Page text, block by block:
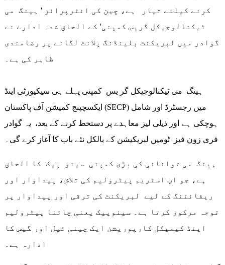
کرنے کیلئے تیار ہے، چین کی انٹرپرائز ' ہینگ می
ٹیکنالوجیکل گریس کمپنی' کے الحاق شدہ ادارے نے
گوادر میں لبریکنٹ بلینڈنگ پلانٹ لگانے پر رضامندی
ہینگ می ٹیکنالوجیکل گر یس کمپنی پہلے ہی سیکیورٹی اینڈ
ایکسچینج کمیشن آف پاکستان (SECP) میں رجسٹرڈ اور شامل
ہوچکی ہے اور ذیلی لیز معاہدے پر دستخط کرنے کے بعد، یہ گوادر
ہینگ می توانائی کی بڑی کمپنی سینو پیک کا الحاق
ہے، جو اپ اسٹریم پیٹرولیم کی تلاش، پیداوار اور
ریفائننگ کے لیے لبریکنٹ کی ترقی اور پیداوار پر
توجہ مرکوز کرتا ہے۔ سینوپیک یعنی چائنا پیٹرولیم
اینڈ کیمیکل کارپوریشن ایک چینی تیل اور گیس کا
ادارہ ہے۔